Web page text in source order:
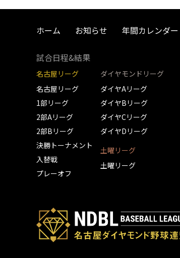
ホーム お知らせ 年間カレンダー
試合日程&結果
名古屋リーグ
名古屋リーグ
1部リーグ
2部Aリーグ
2部Bリーグ
決勝トーナメント
入替戦
プレーオフ
ダイヤモンドリーグ
ダイヤAリーグ
ダイヤBリーグ
ダイヤCリーグ
ダイヤDリーグ
土曜リーグ
土曜リーグ